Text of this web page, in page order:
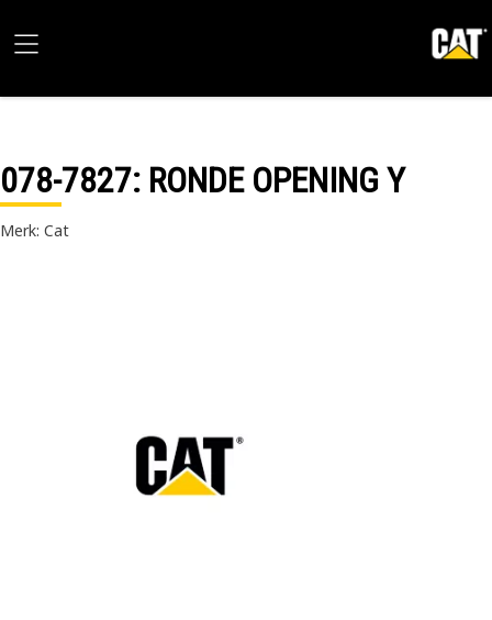
078-7827: RONDE OPENING Y
Merk: Cat